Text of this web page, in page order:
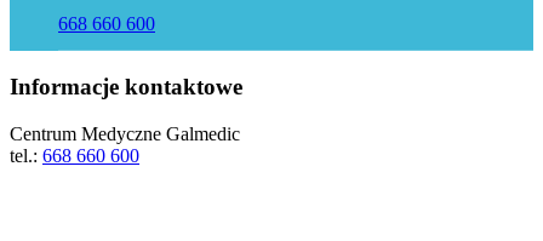
668 660 600
Informacje kontaktowe
Centrum Medyczne Galmedic
tel.: 668 660 600